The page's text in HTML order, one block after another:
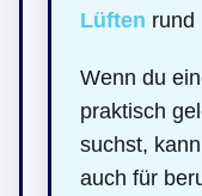
Lüften rund
Wenn du
praktisch
suchst,
auch für